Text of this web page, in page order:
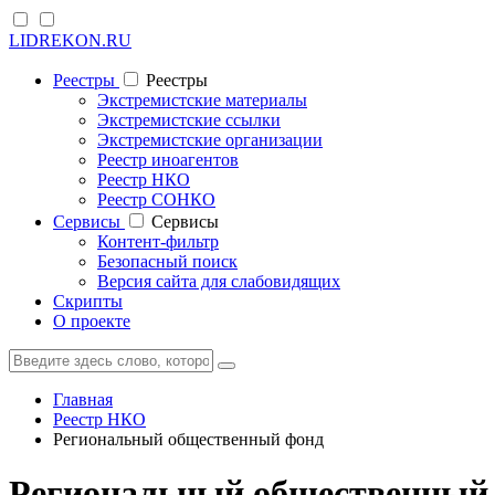
LIDREKON.RU
Реестры
Реестры
Экстремистские материалы
Экстремистские ссылки
Экстремистские организации
Реестр иноагентов
Реестр НКО
Реестр СОНКО
Cервисы
Cервисы
Контент-фильтр
Безопасный поиск
Версия сайта для слабовидящих
Скрипты
О проекте
Главная
Реестр НКО
Региональный общественный фонд